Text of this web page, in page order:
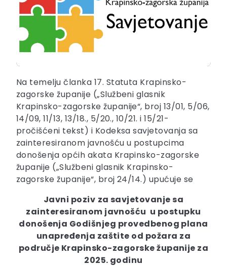
Na temelju članka 17. Statuta Krapinsko-
zagorske županije („Službeni glasnik
Krapinsko-zagorske županije“, broj 13/01, 5/06,
14/09, 11/13, 13/18., 5/20., 10/21. i 15/21-
pročišćeni tekst) i Kodeksa savjetovanja sa
zainteresiranom javnošću u postupcima
donošenja općih akata Krapinsko-zagorske
županije („Službeni glasnik Krapinsko-
zagorske županije“, broj 24/14.) upućuje se
Javni poziv za savjetovanje sa
zainteresiranom javnošću u postupku
donošenja Godišnjeg provedbenog plana
unapređenja zaštite od požara za
područje Krapinsko-zagorske županije za
2025. godinu